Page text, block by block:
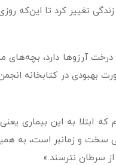
نگاه من به این بیماری و حتی کل
آرزوها دارد، بچه‌های
بهبودی در کتابخانه
ابتلا به این بیماری
سخت و زمانبر است، به
سرطان نترسند.»